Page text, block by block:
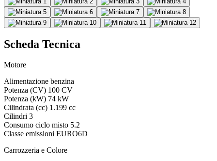
Scheda Tecnica
Motore
Alimentazione benzina
Potenza (CV) 100 CV
Potenza (kW) 74 kW
Cilindrata (cc) 1.199 cc
Cilindri 3
Consumo ciclo misto 5.2
Classe emissioni EURO6D
Carrozzeria e Colore